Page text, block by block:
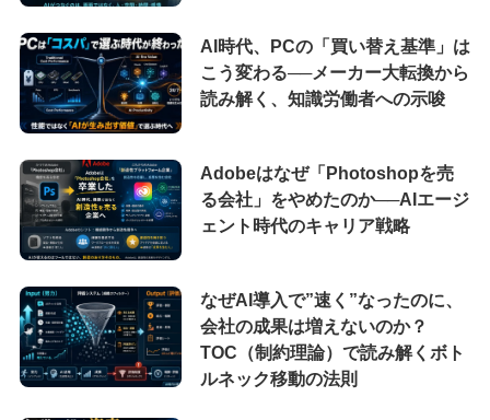
AI時代、PCの「買い替え基準」は
こう変わる──メーカー大転換から
読み解く、知識労働者への示唆
Adobeはなぜ「Photoshopを売
る会社」をやめたのか──AIエージ
ェント時代のキャリア戦略
なぜAI導入で”速く”なったのに、
会社の成果は増えないのか？
TOC（制約理論）で読み解くボト
ルネック移動の法則